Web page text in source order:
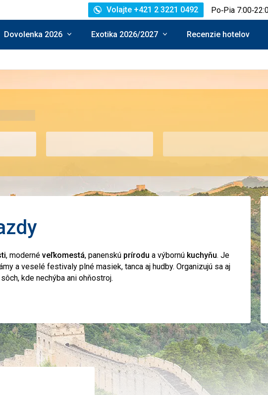
Volajte +421 2 3221 0492 Po‑Pia
Dovolenka 2026 Exotika 2026/2027 Recenzie hotelov
, moderné veľkomestá, panenskú prírodu a výbornú kuchyňu. Je
a veselé festivaly plné masiek, tanca aj hudby. Organizujú sa aj
kde nechýba ani ohňostroj.